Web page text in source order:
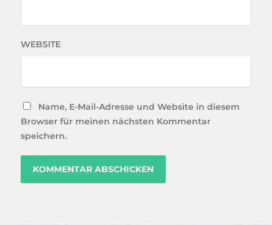
WEBSITE
Name, E-Mail-Adresse und Website in diesem
Browser für meinen nächsten Kommentar
speichern.